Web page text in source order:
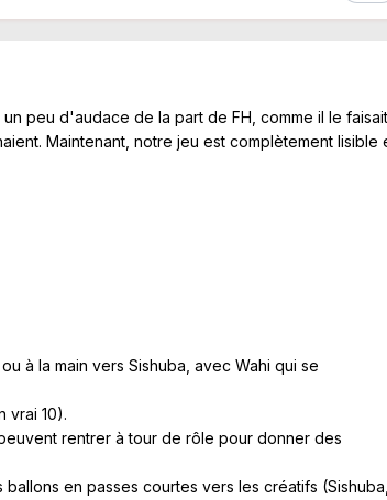
peu d'audace de la part de FH, comme il le faisait
Maintenant, notre jeu est complètement lisible
à la main vers Sishuba, avec Wahi qui se
vrai 10).
rentrer à tour de rôle pour donner des
en passes courtes vers les créatifs (Sishuba,